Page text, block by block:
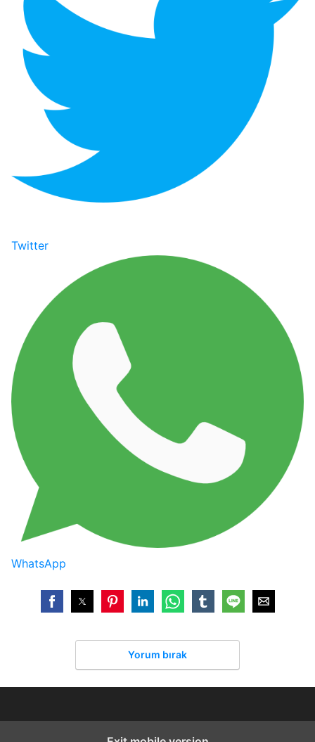
Twitter
WhatsApp
Yorum bırak